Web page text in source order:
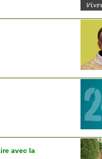
avec la